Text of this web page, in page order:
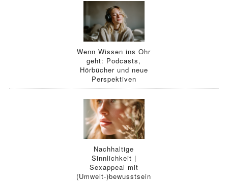
Wenn Wissen ins Ohr
geht: Podcasts,
Hörbücher und neue
Perspektiven
Nachhaltige
Sinnlichkeit |
Sexappeal mit
(Umwelt-)bewusstsein